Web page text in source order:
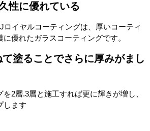
性に優れている
ロイヤルコーティングは、厚いコーティ
優れたガラスコーティングです。
塗ることでさらに厚みがまし
2層.3層と施工すれば更に輝きが増し、
します